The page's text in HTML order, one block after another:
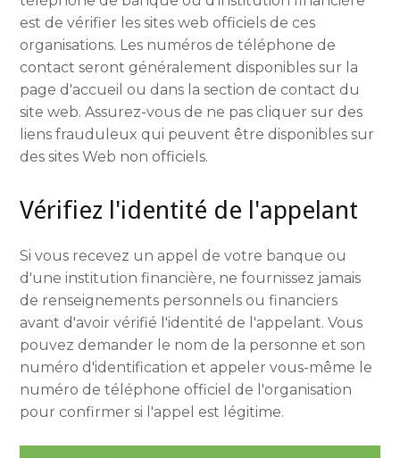
est de vérifier les sites web officiels de ces
organisations. Les numéros de téléphone de
contact seront généralement disponibles sur la
page d'accueil ou dans la section de contact du
site web. Assurez-vous de ne pas cliquer sur des
liens frauduleux qui peuvent être disponibles sur
des sites Web non officiels.
Vérifiez l'identité de l'appelant
Si vous recevez un appel de votre banque ou
d'une institution financière, ne fournissez jamais
de renseignements personnels ou financiers
avant d'avoir vérifié l'identité de l'appelant. Vous
pouvez demander le nom de la personne et son
numéro d'identification et appeler vous-même le
numéro de téléphone officiel de l'organisation
pour confirmer si l'appel est légitime.